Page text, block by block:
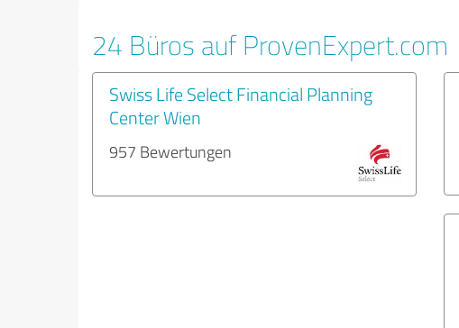
24 Büros auf ProvenExpert.com
Swiss Life Select Financial Planning
Center Wien
957 Bewertungen